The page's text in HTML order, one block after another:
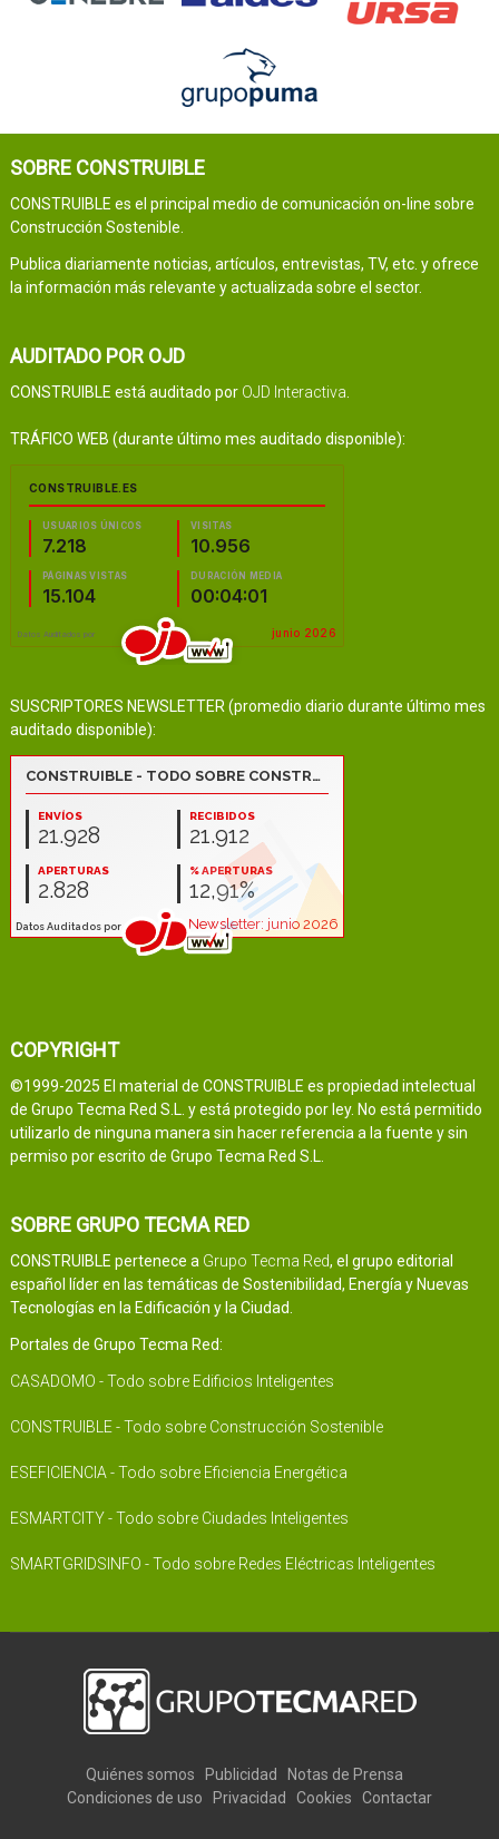
SOBRE CONSTRUIBLE
CONSTRUIBLE es el principal medio de comunicación on-line sobre
Construcción Sostenible.
Publica diariamente noticias, artículos, entrevistas, TV, etc. y ofrece
la información más relevante y actualizada sobre el sector.
AUDITADO POR OJD
CONSTRUIBLE está auditado por OJD Interactiva
TRÁFICO WEB (durante último mes auditado disponible):
SUSCRIPTORES NEWSLETTER (promedio diario durante último mes
auditado disponible):
COPYRIGHT
©1999-2025 El material de CONSTRUIBLE es propiedad intelectual
de Grupo Tecma Red S.L. y está protegido por ley. No está permitido
utilizarlo de ninguna manera sin hacer referencia a la fuente y sin
permiso por escrito de Grupo Tecma Red S.L.
SOBRE GRUPO TECMA RED
CONSTRUIBLE pertenece a Grupo Tecma Red, el grupo editorial
español líder en las temáticas de Sostenibilidad, Energía y Nuevas
Tecnologías en la Edificación y la Ciudad.
Portales de Grupo Tecma Red:
CASADOMO - Todo sobre Edificios Inteligentes
CONSTRUIBLE - Todo sobre Construcción Sostenible
ESEFICIENCIA - Todo sobre Eficiencia Energética
ESMARTCITY - Todo sobre Ciudades Inteligentes
SMARTGRIDSINFO - Todo sobre Redes Eléctricas Inteligentes
Quiénes somos Publicidad
Notas de Prensa
Condiciones de uso
Privacidad Cookies Contactar